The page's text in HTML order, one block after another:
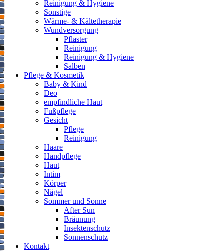
Reinigung & Hygiene
Sonstige
Wärme- & Kältetherapie
Wundversorgung
Pflaster
Reinigung
Reinigung & Hygiene
Salben
Pflege & Kosmetik
Baby & Kind
Deo
empfindliche Haut
Fußpflege
Gesicht
Pflege
Reinigung
Haare
Handpflege
Haut
Intim
Körper
Nägel
Sommer und Sonne
After Sun
Bräunung
Insektenschutz
Sonnenschutz
Kontakt